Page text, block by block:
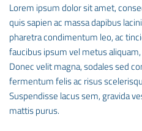
Lorem ipsum dolor sit amet,
quis sapien ac massa dapibus
pharetra condimentum leo, ac
faucibus ipsum vel metus
Donec velit magna, sodales sed
fermentum felis ac risus
Suspendisse lacus sem, gravida
mattis purus.